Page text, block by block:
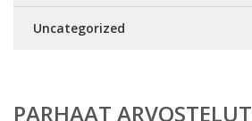
Uncategorized
PARHAAT ARVOSTELUT